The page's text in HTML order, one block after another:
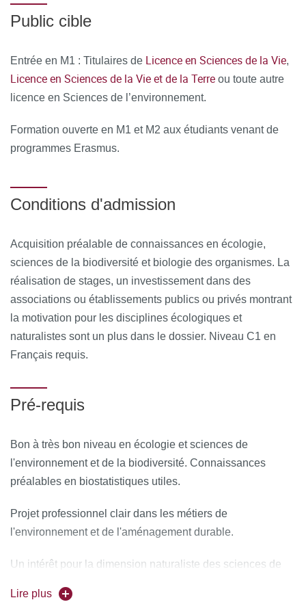
Public cible
Entrée en M1 : Titulaires de Licence en Sciences de la Vie,
Licence en Sciences de la Vie et de la Terre ou toute autre
licence en Sciences de l’environnement.
Formation ouverte en M1 et M2 aux étudiants venant de
programmes Erasmus.
Conditions d'admission
Acquisition préalable de connaissances en écologie,
sciences de la biodiversité et biologie des organismes. La
réalisation de stages, un investissement dans des
associations ou établissements publics ou privés montrant
la motivation pour les disciplines écologiques et
naturalistes sont un plus dans le dossier. Niveau C1 en
Français requis.
Pré-requis
Bon à très bon niveau en écologie et sciences de
l'environnement et de la biodiversité. Connaissances
préalables en biostatistiques utiles.
Projet professionnel clair dans les métiers de
l'environnement et de l'aménagement durable.
Un intérêt pour la dimension naturaliste des sciences de
entreprises telles que bureaux d'études).
Lire plus